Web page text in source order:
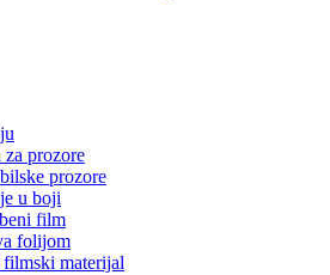
prozore
prozore
u boji
film
folijom
materijal